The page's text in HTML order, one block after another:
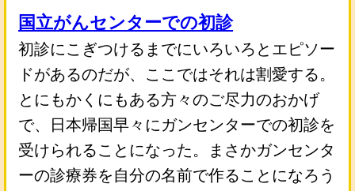
国立がんセンターでの初診
初診にこぎつけるまでにいろいろとエピソー
ドがあるのだが、ここではそれは割愛する。
とにもかくにもある方々のご尽力のおかげ
で、日本帰国早々にガンセンターでの初診を
受けられることになった。まさかガンセンタ
ーの診療券を自分の名前で作ることになろう